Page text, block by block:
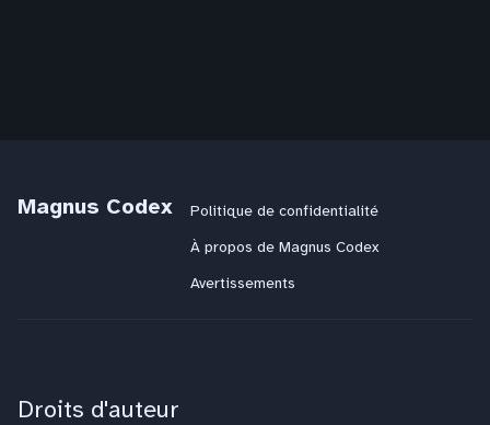
Magnus Codex
Politique de confidentialité
À propos de Magnus Codex
Avertissements
Droits d'auteur